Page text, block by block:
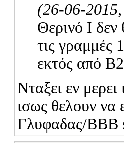
(26-06-
Θερινό Ι
τις γραμμές
εκτός από
Νταξει εν
ισως θελουν να
Γλυφαδας/BBB